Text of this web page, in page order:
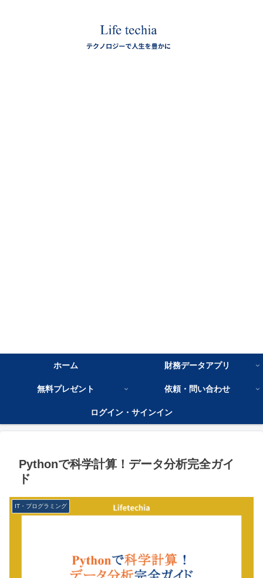
ホーム 財務データアプリ
無料プレゼント 依頼・問い合わせ
ログイン・サインイン
Pythonで科学計算！データ分析完全ガイ
ド
IT・プログラミング